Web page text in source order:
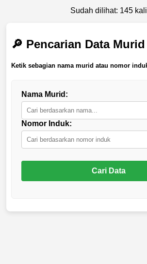
Sudah dilihat: 145 kali
🔎 Pencarian Data Murid
Ketik sebagian nama murid atau nomor
Nama Murid:
Nomor Induk:
Cari Data